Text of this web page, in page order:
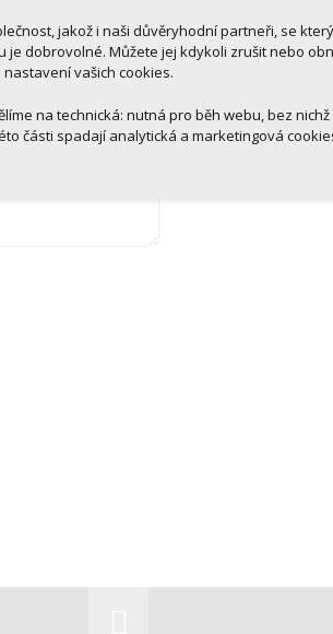
vyhodnocení návštěvnosti
Ecomail, Sklik, Smartsupp, Heureka)
o cookies na našem webu
jakož i naši důvěryhodní partneři, se
je dobrovolné. Můžete jej kdykoli zrušit nebo
nastavení vašich cookies.
na technická: nutná pro běh webu, bez
části spadají analytická a marketingová